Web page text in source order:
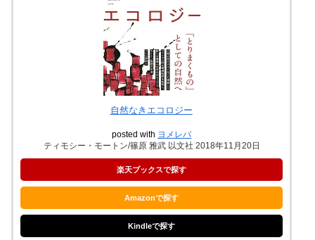
自然なきエコロジー
posted with ヨメレバ
ティモシー・モートン/篠原 雅武 以文社 2018年11月20日
楽天ブックスで探す
Amazonで探す
Kindleで探す